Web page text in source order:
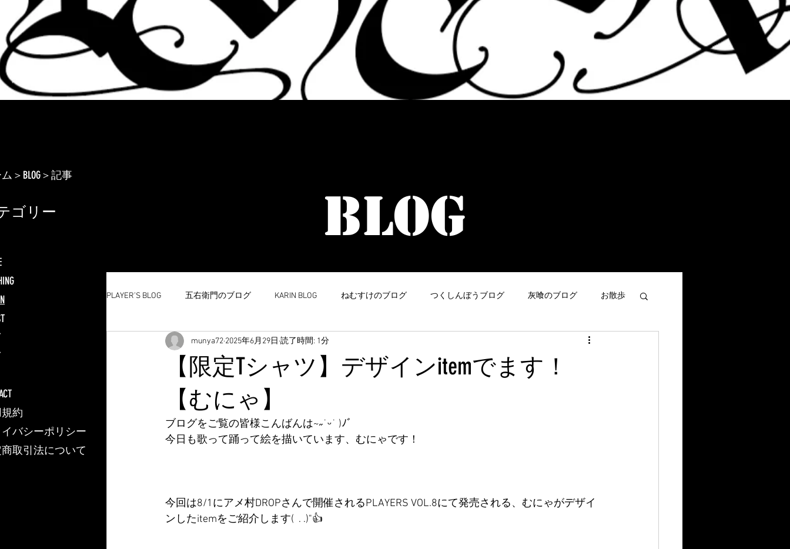
＞BLOG＞記事
BLOG
PLAYER’S BLOG 五右衛門のブログ KARIN BLOG ねむすけのブログ つくしんぼうブログ 灰喰のブログ お散歩
【限定Tシャツ】デザインitemでます！
【むにゃ】
munya72 2025年6月29日 読了時間: 1分
ブログをご覧の皆様こんばんは~˶˙ᵕ˙ )ﾉﾞ
今日も歌って踊って絵を描いています、むにゃです！
今回は8/1にアメ村DROPさんで開催されるPLAYERS VOL.8にて発売される、むにゃがデザイ
ンしたitemをご紹介します‪(  . .)"‬👍
ゴリー
約
バシーポリシー
取引法について